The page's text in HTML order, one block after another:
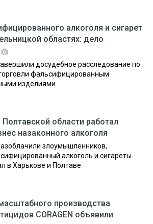
алкоголя и сигарет
областях: дело
досудебное расследование по
фальсифицированным
изделиями
области работал
назаконного алкоголя
злоумышленников,
алкоголь и сигареты.
в Харькове и Полтаве
производства
CORAGEN объявили